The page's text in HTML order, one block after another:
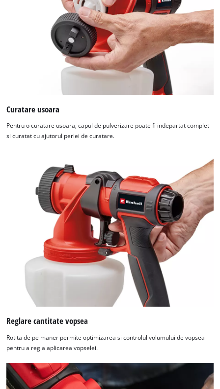
Curatare usoara
Pentru o curatare usoara, capul de pulverizare poate fi indepartat complet
si curatat cu ajutorul periei de curatare.
Reglare cantitate vopsea
Rotita de pe maner permite optimizarea si controlul volumului de vopsea
pentru a regla aplicarea vopselei.